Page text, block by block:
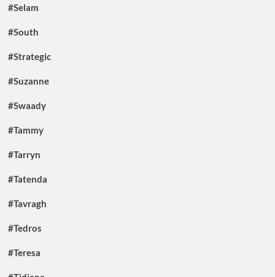
#Selam
#South
#Strategic
#Suzanne
#Swaady
#Tammy
#Tarryn
#Tatenda
#Tavragh
#Tedros
#Teresa